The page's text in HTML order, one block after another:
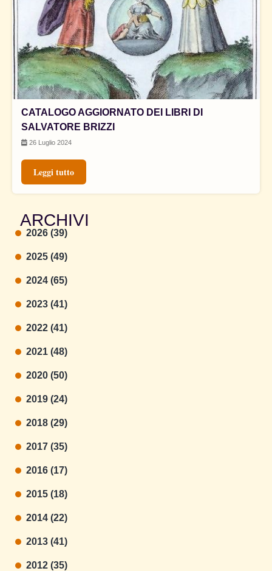
CATALOGO AGGIORNATO DEI LIBRI DI
SALVATORE BRIZZI
26 Luglio 2024
Leggi tutto
ARCHIVI
2026 (39)
2025 (49)
2024 (65)
2023 (41)
2022 (41)
2021 (48)
2020 (50)
2019 (24)
2018 (29)
2017 (35)
2016 (17)
2015 (18)
2014 (22)
2013 (41)
2012 (35)